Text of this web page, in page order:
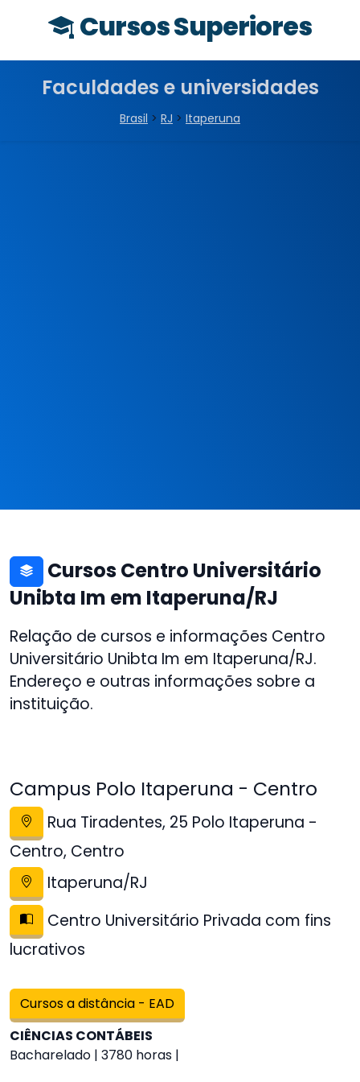
Cursos Superiores
Faculdades e universidades
Brasil > RJ > Itaperuna
Cursos Centro Universitário
Unibta Im em Itaperuna/RJ
Relação de cursos e informações Centro
Universitário Unibta Im em Itaperuna/RJ.
Endereço e outras informações sobre a
instituição.
Campus Polo Itaperuna - Centro
Rua Tiradentes, 25 Polo Itaperuna -
Centro, Centro
Itaperuna/RJ
Centro Universitário Privada com fins
lucrativos
Cursos a distância - EAD
CIÊNCIAS CONTÁBEIS
Bacharelado | 3780 horas |